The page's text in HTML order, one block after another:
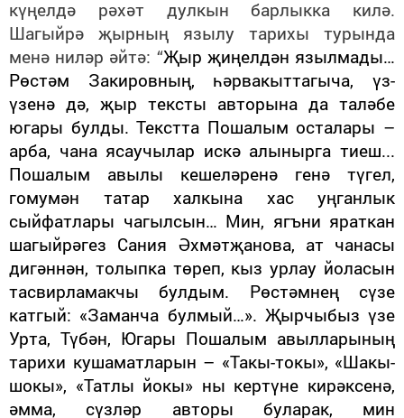
күңелдә рәхәт дулкын барлыкка килә.
Шагыйрә җырның язылу тарихы турында
менә ниләр әйтә: “Җыр җиңелдән язылмады…
Рөстәм Закировның, һәрвакыттагыча, үз-
үзенә дә, җыр тексты авторына да таләбе
югары булды. Текстта Пошалым осталары –
арба, чана ясаучылар искә алынырга тиеш...
Пошалым авылы кешеләренә генә түгел,
гомумән татар халкына хас уңганлык
сыйфатлары чагылсын… Мин, ягъни яраткан
шагыйрәгез Сания Әхмәтҗанова, ат чанасы
дигәннән, толыпка төреп, кыз урлау йоласын
тасвирламакчы булдым. Рөстәмнең сүзе
катгый: «Заманча булмый…». Җырчыбыз үзе
Урта, Түбән, Югары Пошалым авылларының
тарихи кушаматларын – «Такы-токы», «Шакы-
шокы», «Татлы йокы» ны кертүне кирәксенә,
әмма, сүзләр авторы буларак, мин